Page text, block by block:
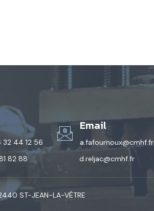
32 44 12 56
82 88
Email
a.fafournoux@cmhf.fr
d.reljac@cmhf.fr
ST-JEAN-LA-VÊTRE